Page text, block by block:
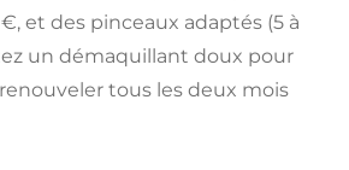
et des pinceaux adaptés (5 à
un démaquillant doux pour
tous les deux mois